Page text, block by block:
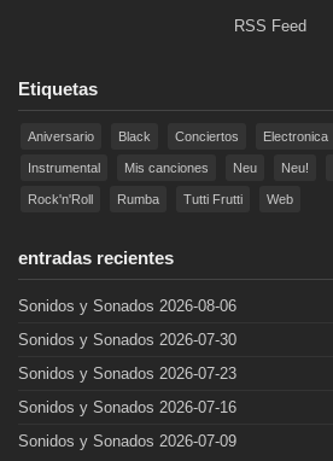
RSS Feed
Etiquetas
Aniversario Black Conciertos Electronica
Instrumental Mis canciones Neu Neu!
Rock'n'Roll Rumba Tutti Frutti Web
entradas recientes
Sonidos y Sonados 2026-08-06
Sonidos y Sonados 2026-07-30
Sonidos y Sonados 2026-07-23
Sonidos y Sonados 2026-07-16
Sonidos y Sonados 2026-07-09